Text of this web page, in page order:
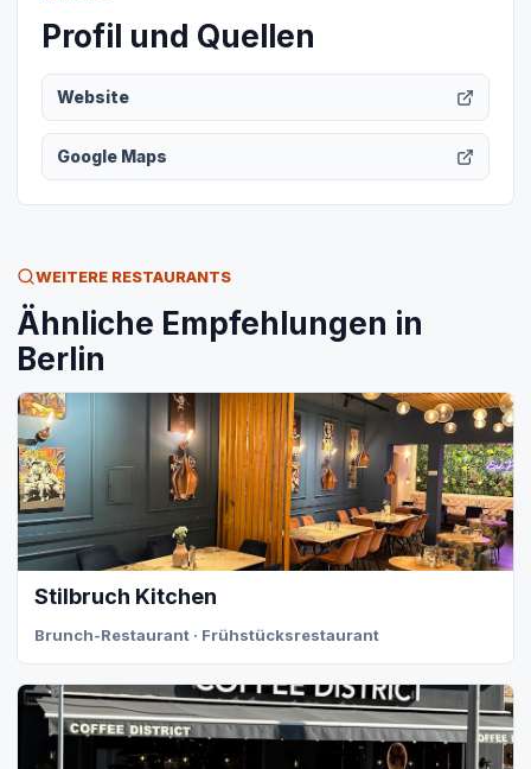
Profil und Quellen
Website
Google Maps
WEITERE RESTAURANTS
Ähnliche Empfehlungen in
Berlin
Stilbruch Kitchen
Brunch-Restaurant · Frühstücksrestaurant